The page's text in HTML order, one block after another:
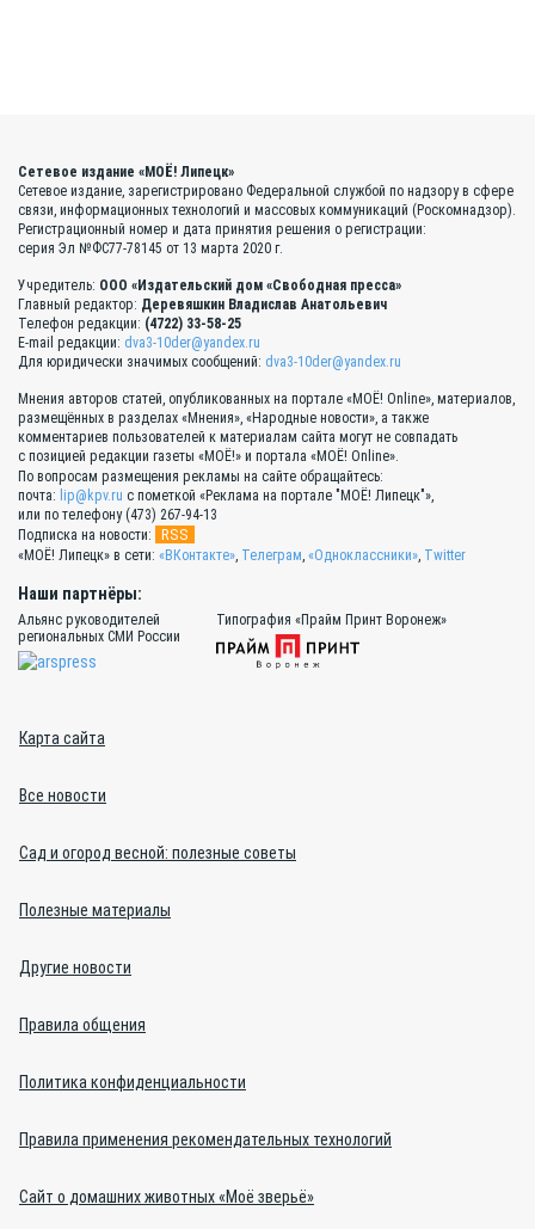
Сетевое издание «МОЁ! Липецк»
Сетевое издание, зарегистрировано Федеральной службой по надзору в сфере
связи, информационных технологий и массовых коммуникаций (Роскомнадзор).
Регистрационный номер и дата принятия решения о регистрации:
серия Эл №ФС77-78145 от 13 марта 2020 г.
Учредитель: ООО «Издательский дом «Свободная пресса»
Главный редактор: Деревяшкин Владислав Анатольевич
Телефон редакции: (4722) 33-58-25
E-mail редакции: dva3-10der@yandex.ru
Для юридически значимых сообщений: dva3-10der@yandex.ru
Мнения авторов статей, опубликованных на портале «МОЁ! Online», материалов,
размещённых в разделах «Мнения», «Народные новости», а также
комментариев пользователей к материалам сайта могут не совпадать
с позицией редакции газеты «МОЁ!» и портала «МОЁ! Online».
По вопросам размещения рекламы на сайте обращайтесь:
почта: lip@kpv.ru с пометкой «Реклама на портале "МОЁ! Липецк"»,
или по телефону (473) 267-94-13
Подписка на новости:
RSS
«МОЁ! Липецк» в сети: «ВКонтакте», Телеграм, «Одноклассники», Twitter
Наши партнёры:
Альянс руководителей
региональных СМИ России
Типография «Прайм Принт Воронеж»
Карта сайта
Все новости
Сад и огород весной: полезные советы
Полезные материалы
Другие новости
Правила общения
Политика конфиденциальности
Правила применения рекомендательных технологий
Сайт о домашних животных «Моё зверьё»